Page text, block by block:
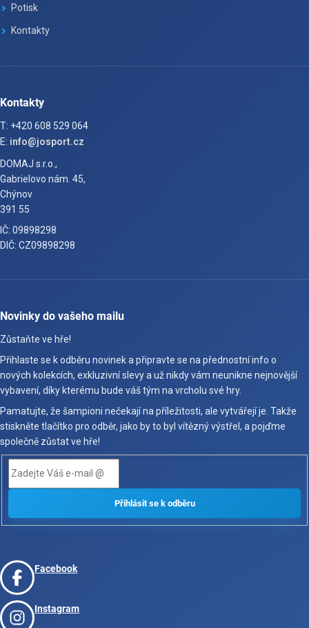
Potisk
Kontakty
Kontakty
T: +420 608 529 064
E: info@josport.cz
DOMAJ s.r.o.,
Gabrielovo nám. 45,
Chýnov
391 55
IČ: 09898298
DIČ: CZ09898298
Novinky do vašeho mailu
Zůstaňte ve hře!
Přihlaste se k odběru novinek a připravte se na přednostní info o
nových kolekcích, exkluzivní slevy a už nikdy vám neunikne nejnovější
vybavení, díky kterému bude váš tým na vrcholu své hry.
Pamatujte, že šampioni nečekají na příležitosti, ale vytvářejí je. Takže
stiskněte tlačítko pro odběr, jako by to byl vítězný výstřel, a pojďme
společně zůstat ve hře!
Facebook
Instagram